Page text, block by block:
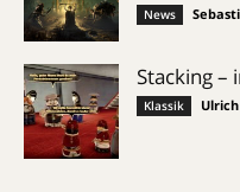
News
Stacking –
Klassik